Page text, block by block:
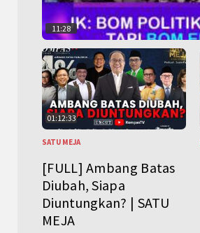
11:28
01:12:33
SATU MEJA
[FULL] Ambang Batas
Diubah, Siapa
Diuntungkan? | SATU
MEJA